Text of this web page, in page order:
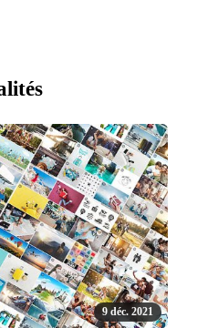
9 déc. 2021